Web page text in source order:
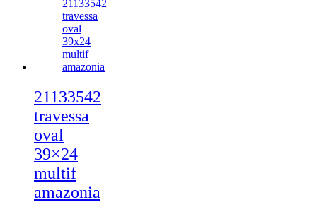
21133542
travessa
oval
39×24
multif
amazonia